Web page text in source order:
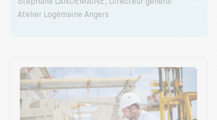
Stéphane LANDEMAINE, Directeur général
Atelier Logémaine Angers